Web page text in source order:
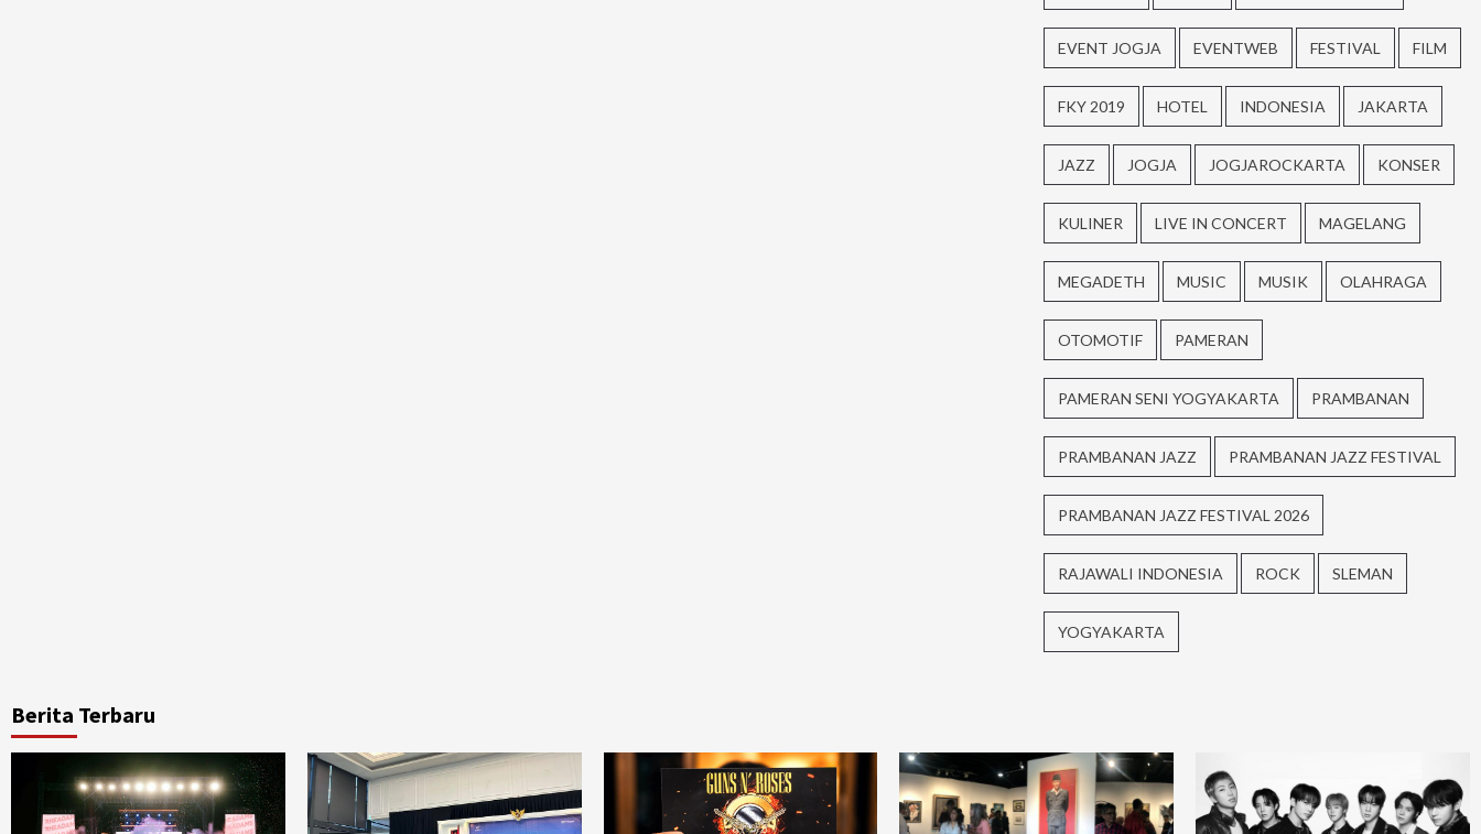
EVENT JOGJA EVENTWEB FESTIVAL FILM
FKY 2019 HOTEL INDONESIA JAKARTA
JAZZ JOGJA JOGJAROCKARTA KONSER
KULINER LIVE IN CONCERT MAGELANG
MEGADETH MUSIC MUSIK OLAHRAGA
OTOMOTIF PAMERAN
PAMERAN SENI YOGYAKARTA PRAMBANAN
PRAMBANAN JAZZ PRAMBANAN JAZZ FESTIVAL
PRAMBANAN JAZZ FESTIVAL 2026
RAJAWALI INDONESIA ROCK SLEMAN
YOGYAKARTA
Berita Terbaru